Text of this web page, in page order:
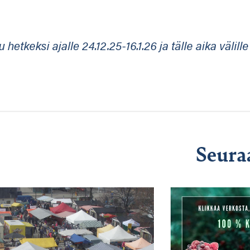
hetkeksi ajalle 24.12.25-16.1.26 ja tälle aika